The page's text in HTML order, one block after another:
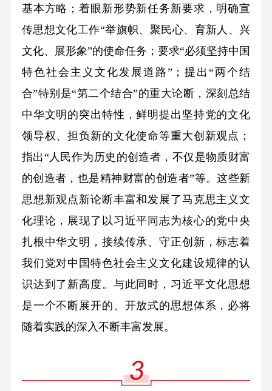
基本方略；着眼新形势新任务新要求，明确宣
传思想文化工作“举旗帜、聚民心、育新人、兴
文化、展形象”的使命任务；要求“必须坚持中国
特色社会主义文化发展道路”；提出“两个结
合”特别是“第二个结合”的重大论断，深刻总结
中华文明的突出特性，鲜明提出坚持党的文化
领导权、担负新的文化使命等重大创新观点；
指出“人民作为历史的创造者，不仅是物质财富
的创造者，也是精神财富的创造者”等。这些新
思想新观点新论断丰富和发展了马克思主义文
化理论，展现了以习近平同志为核心的党中央
扎根中华文明，接续传承、守正创新，标志着
我们党对中国特色社会主义文化建设规律的认
识达到了新高度。与此同时，习近平文化思想
是一个不断展开的、开放式的思想体系，必将
随着实践的深入不断丰富发展。